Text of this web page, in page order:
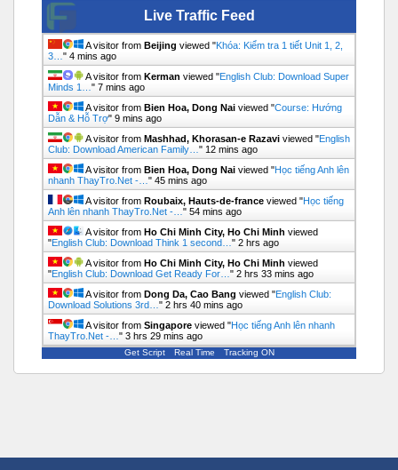
Live Traffic Feed
A visitor from Beijing viewed "Khóa: Kiểm tra 1 tiết Unit 1, 2,
3… " 4 mins ago
A visitor from Kerman viewed "English Club: Download Super
Minds 1… " 7 mins ago
A visitor from Bien Hoa, Dong Nai viewed "Course: Hướng
Dẫn & Hỗ Trợ" 9 mins ago
A visitor from Mashhad, Khorasan-e Razavi viewed "English
Club: Download American Family… " 12 mins ago
A visitor from Bien Hoa, Dong Nai viewed "Học tiếng Anh lên
nhanh ThayTro.Net -… " 45 mins ago
A visitor from Roubaix, Hauts-de-france viewed "Học tiếng
Anh lên nhanh ThayTro.Net -… " 54 mins ago
A visitor from Ho Chi Minh City, Ho Chi Minh viewed
"English Club: Download Think 1 second… " 2 hrs ago
A visitor from Ho Chi Minh City, Ho Chi Minh viewed
"English Club: Download Get Ready For… " 2 hrs 33 mins ago
A visitor from Dong Da, Cao Bang viewed "English Club:
Download Solutions 3rd… " 2 hrs 40 mins ago
A visitor from Singapore viewed "Học tiếng Anh lên nhanh
ThayTro.Net -… " 3 hrs 29 mins ago
Get Script Real Time Tracking ON